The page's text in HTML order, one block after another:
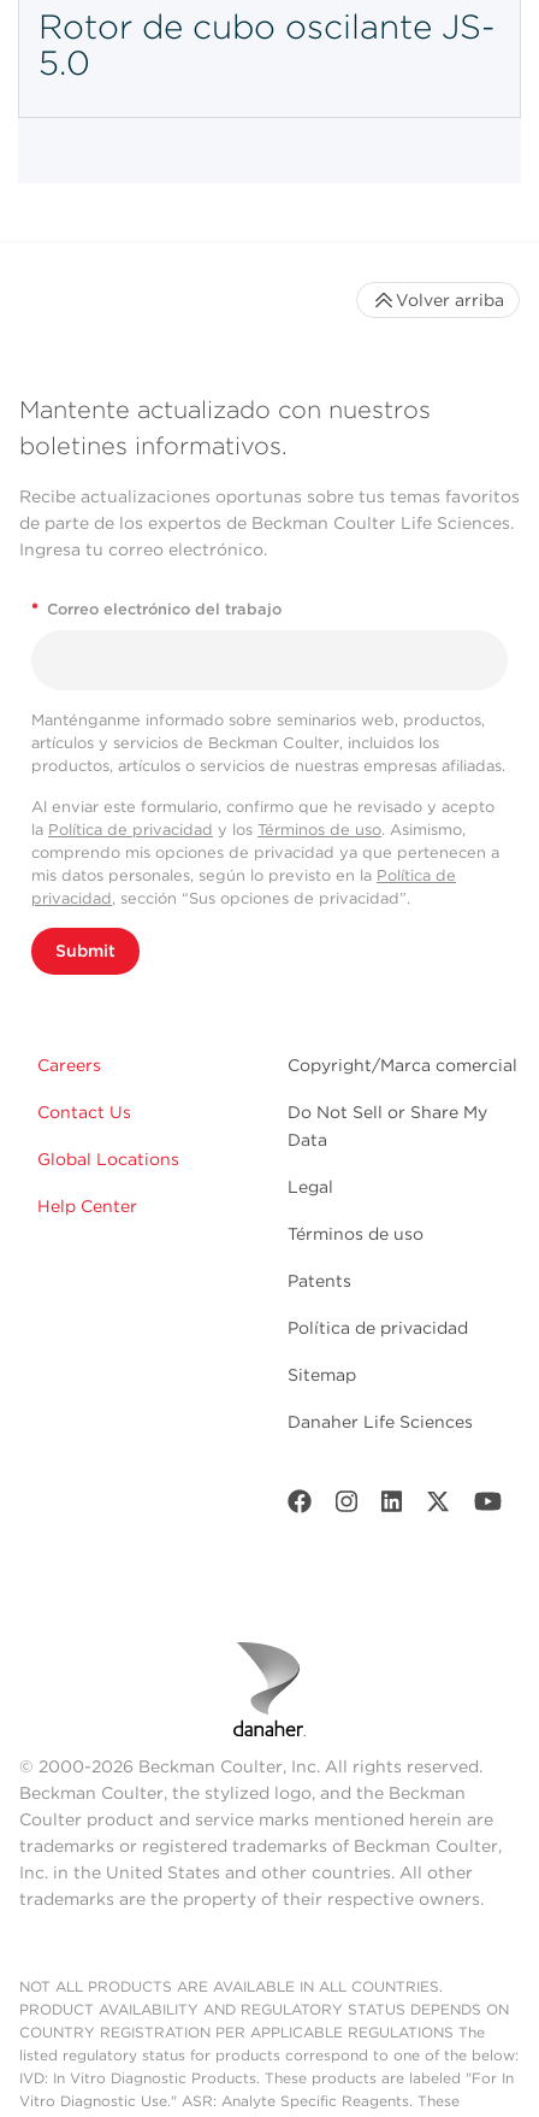
Rotor de cubo oscilante JS-
5.0
Mantente actualizado con nuestros
boletines informativos.
Recibe actualizaciones oportunas sobre tus temas favoritos
de parte de los expertos de Beckman Coulter Life Sciences.
Ingresa tu correo electrónico.
* Correo electrónico del trabajo
Manténganme informado sobre seminarios web, productos,
artículos y servicios de Beckman Coulter, incluidos los
productos, artículos o servicios de nuestras empresas afiliadas.
Al enviar este formulario, confirmo que he revisado y acepto
la Política de privacidad y los Términos de uso. Asimismo,
comprendo mis opciones de privacidad ya que pertenecen a
mis datos personales, según lo previsto en la Política de
privacidad, sección “Sus opciones de privacidad”.
Submit
Careers
Contact Us
Global Locations
Help Center
Copyright/Marca comercial
Do Not Sell or Share My
Data
Legal
Términos de uso
Patents
Política de privacidad
Sitemap
Danaher Life Sciences
Volver arriba
© 2000-2026 Beckman Coulter, Inc. All rights reserved.
Beckman Coulter, the stylized logo, and the Beckman
Coulter product and service marks mentioned herein are
trademarks or registered trademarks of Beckman Coulter,
Inc. in the United States and other countries. All other
trademarks are the property of their respective owners.
NOT ALL PRODUCTS ARE AVAILABLE IN ALL COUNTRIES.
PRODUCT AVAILABILITY AND REGULATORY STATUS DEPENDS ON
COUNTRY REGISTRATION PER APPLICABLE REGULATIONS The
listed regulatory status for products correspond to one of the below:
IVD: In Vitro Diagnostic Products. These products are labeled "For In
Vitro Diagnostic Use." ASR: Analyte Specific Reagents. These